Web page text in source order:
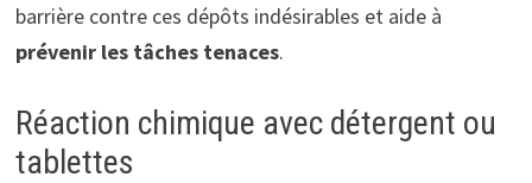
barrière contre ces dépôts indésirables et aide à
prévenir les tâches tenaces.
Réaction chimique avec détergent ou
tablettes